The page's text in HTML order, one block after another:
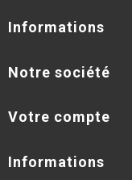
Informations
Notre société
Votre compte
Informations